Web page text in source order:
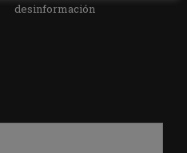
desinformación